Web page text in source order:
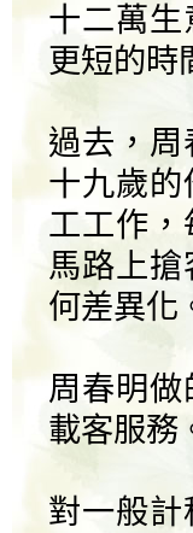
十二萬生
更短的時
過去，
十九歲
工工作
馬路上
何差異化
周春明
載客服務
對一般